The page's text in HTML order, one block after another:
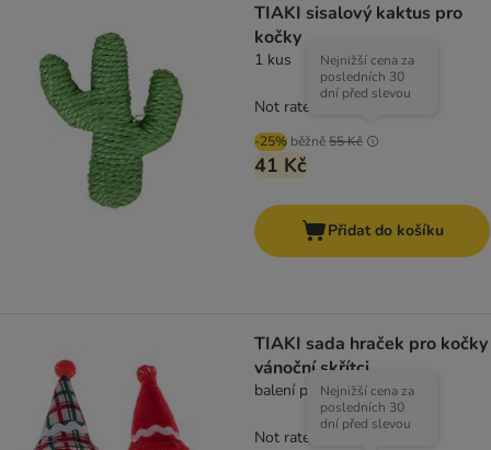
TIAKI sisalový kaktus pro
kočky
1 kus
-25% běžně55 Kč
Nejnižší cena za
posledních 30
dní před slevou
41 Kč
Not rated
Přidat do košíku
TIAKI sada hraček pro kočky
vánoční skřítci
balení po 2 kusech
Nejnižší cena za
posledních 30
dní před slevou
Not rated